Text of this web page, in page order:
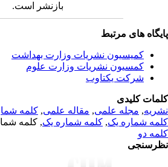
بازنشر است.
های مرتبط
کمیسیون نشریات وزارت بهداشت
کمسیون نشریات وزارت علوم
شرکت یکتاوب
کلیدی
,مجله علمی, مقاله علمی, کلمه
شماره یک,کلمه شماره یک, کلمه
دو